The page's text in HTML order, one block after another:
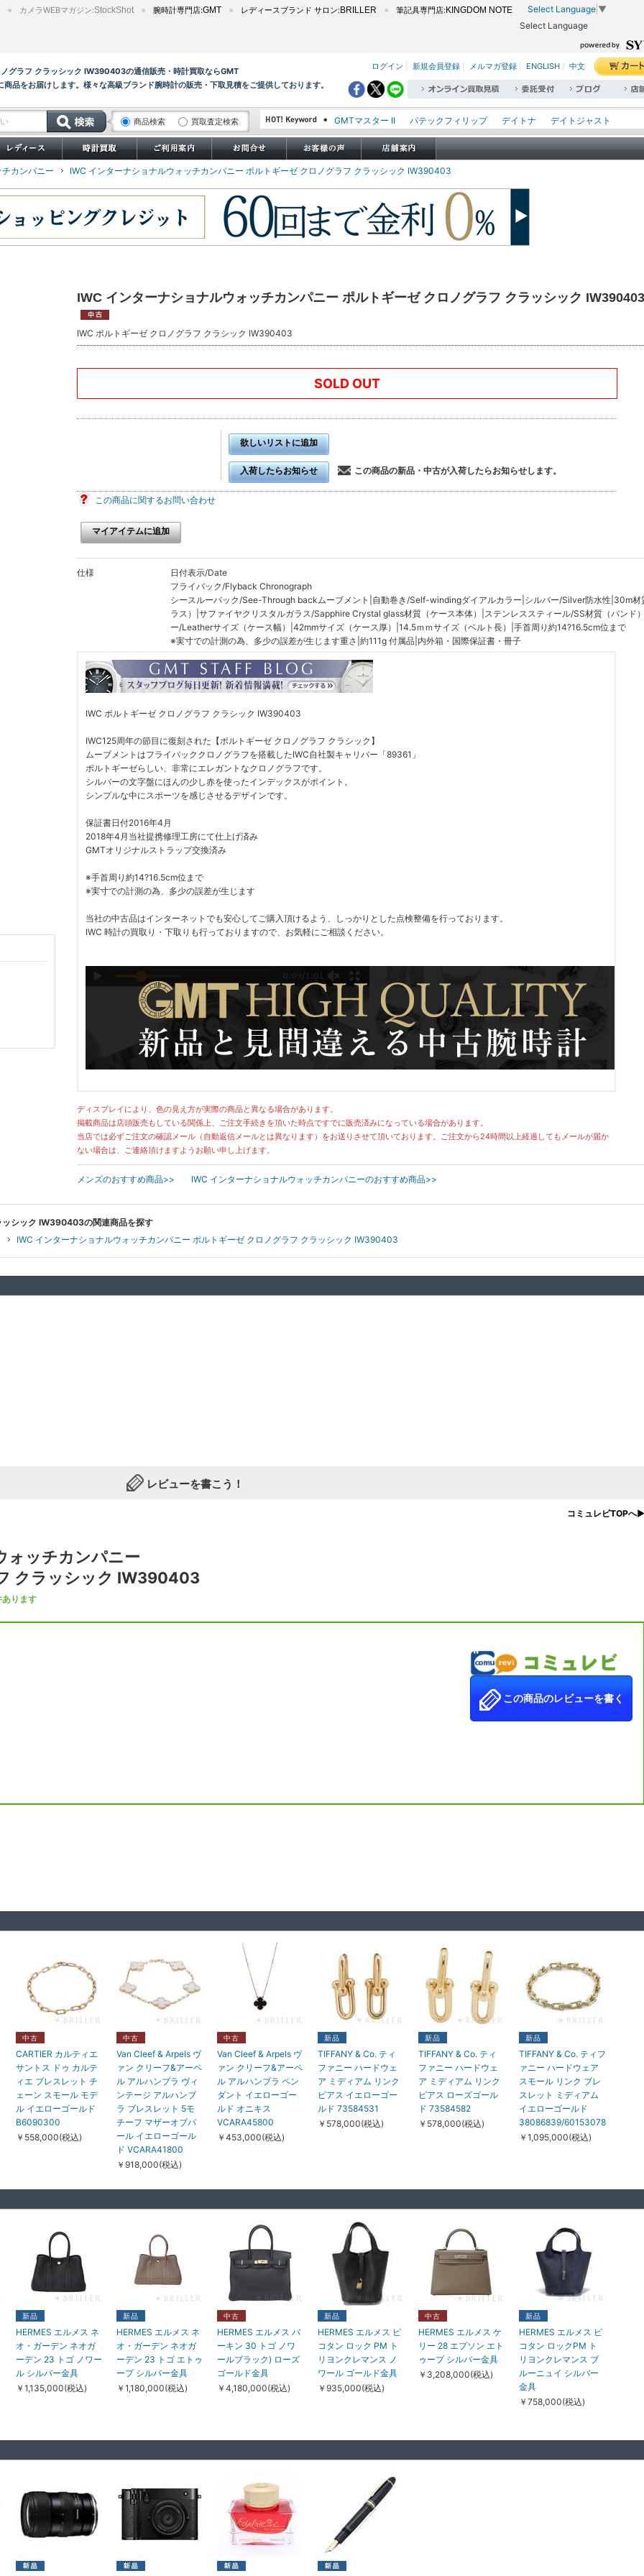
カメラWEBマガジン:StockShot 腕時計専門店:GMT レディースブランド サロン:BRILLER 筆記具専門店:KINGDOM NOTE Select Language ▼
Select Language
グラフ クラッシック IW390403の通信販売・時計買取ならGMT
品をお届けします。様々な高級ブランド腕時計の販売・下取見積をご提供しております。
ログイン 新規会員登録 メルマガ登録 ENGLISH / 中文
商品検索 買取査定検索 GMTマスター II パテックフィリップ デイトナ
デイトジャスト
エクスプローラー I
オイスターパーペチュアル
シードゥエラー
カンパニー
IWC インターナショナルウォッチカンパニー ポルトギーゼ クロノグラフ クラッシック IW390403
IWC インターナショナルウォッチカンパニー ポルトギーゼ クロノグラフ クラッシック IW390403
IWC ポルトギーゼ クロノグラフ クラシック IW390403
SOLD OUT
欲しいリストに追加
入荷したらお知らせ この商品の新品・中古が入荷したらお知らせします。
この商品に関するお問い合わせ
マイアイテムに追加
仕様
日付表示/Date
フライバック/Flyback Chronograph
シースルーバック/See-Through backムーブメント|自動巻き/Self-windingダイアルカラー|シルバー/Silver防水性|30m材
ラス）|サファイヤクリスタルガラス/Sapphire Crystal glass材質（ケース本体）|ステンレススティール/SS材質（バンド
ー/Leatherサイズ（ケース幅）|42mmサイズ（ケース厚）|14.5ｍｍサイズ（ベルト長）|手首周り約14?16.5cm位まで
※実寸での計測の為、多少の誤差が生じます重さ|約111g 付属品|内外箱・国際保証書・冊子
IWC ポルトギーゼ クロノグラフ クラシック IW390403
IWC125周年の節目に復刻された【ポルトギーゼ クロノグラフ クラシック】
ムーブメントはフライバッククロノグラフを搭載したIWC自社製キャリバー「89361」
ポルトギーゼらしい、非常にエレガントなクロノグラフです。
シルバーの文字盤にほんの少し赤を使ったインデックスがポイント。
シンプルな中にスポーツを感じさせるデザインです。
保証書日付2016年4月
2018年4月当社提携修理工房にて仕上げ済み
GMTオリジナルストラップ交換済み
※手首周り約14?16.5cm位まで
※実寸での計測の為、多少の誤差が生じます
当社の中古品はインターネットでも安心してご購入頂けるよう、しっかりとした点検整備を行っております。
IWC 時計の買取り・下取りも行っておりますので、お気軽にご相談ください。
ディスプレイにより、色の見え方が実際の商品と異なる場合があります。
掲載商品は店頭販売もしている関係上、ご注文手続きを頂いた時点ですでに販売済みになっている場合があります。
当店では必ずご注文の確認メール（自動返信メールとは異なります）をお送りさせて頂いております。ご注文から24時間以上経過してもメールが届か
ない場合は、ご連絡頂けますようお願い申し上げます。
メンズのおすすめ商品>> IWC インターナショナルウォッチカンパニーのおすすめ商品>>
ッシック IW390403の関連商品を探す
IWC インターナショナルウォッチカンパニー ポルトギーゼ クロノグラフ クラッシック IW390403
レビューを書こう！
コミュレビTOPへ▶
ォッチカンパニー
クラッシック IW390403
ります
この商品のレビューを書く
中古
CARTIER カルティエ
サントス ドゥ カルテ
ィエ ブレスレット チ
ェーン スモール モデ
ル イエローゴールド
B6090300
￥558,000(税込)
中古
Van Cleef & Arpels ヴ
ァン クリーフ&アーペ
ル アルハンブラ ヴィ
ンテージ アルハンブ
ラ ブレスレット 5モ
チーフ マザーオブパ
ール イエローゴール
ド VCARA41800
￥918,000(税込)
中古
Van Cleef & Arpels ヴ
ァン クリーフ&アーペ
ル アルハンブラ ペン
ダント イエローゴー
ルド オニキス
VCARA45800
￥453,000(税込)
新品
TIFFANY & Co. ティ
ファニー ハードウェ
ア ミディアム リンク
ピアス イエローゴー
ルド 73584531
￥578,000(税込)
新品
TIFFANY & Co. ティ
ファニー ハードウェ
ア ミディアム リンク
ピアス ローズゴール
ド 73584582
￥578,000(税込)
新品
TIFFANY & Co. ティフ
ァニー ハードウェア
スモール リンク ブレ
スレット ミディアム
イエローゴールド
38086839/60153078
￥1,095,000(税込)
新品
TIFFANY & Co. ティ
ファニー ハードウェ
ア マイクロリンク ネ
ックレス イエローゴ
ールド 73584493
￥1,588,000(税込)
中古
HERMES エルメス そ
の他 エシャペ リング
PM ダイヤモンド ピ
ンクゴールド 12号
H219691B 00046
￥318,000(税込)
BOUCHERON ブシ
ュロン セルパンボエ
ム スタッズ ピアス ス
モール ターコイズ イ
エローゴールド
JC001330
￥558,000(税込)
中古
BOUCHERON ブシ
ュロン キャトル ラデ
ィアント シングル ク
リップ ピアス ホワイ
トゴールド ダイヤモ
ンド JCO01375
￥325,000(税込)
中古
CARTIER カルティエ
サントス ドゥ カルテ
ィエ ブレスレット チ
ェーン スモール モデ
ル イエローゴールド
B6090300
￥558,000(税込)
Van Cleef & Arpels ヴ
ァン クリーフ&アーペ
ル アルハンブラ ヴィ
ンテージ アルハンブ
ラ ブレスレット 5モ
チーフ マラカイト イ
エローゴールド
VCARL80900
￥875,000(税込)
新品
HERMES エルメス ネ
オ・ガーデン ネオガ
ーデン 23 トゴ ノワー
ル シルバー金具
￥1,135,000(税込)
新品
HERMES エルメス ネ
オ・ガーデン ネオガ
ーデン 23 トゴ エトゥ
ープ シルバー金具
￥1,180,000(税込)
中古
HERMES エルメス バ
ーキン 30 トゴ ノワ
ールブラック) ローズ
ゴールド金具
￥4,180,000(税込)
新品
HERMES エルメス ピ
コタン ロック PM ト
リヨンクレマンス ノ
ワール ゴールド金具
￥935,000(税込)
中古
HERMES エルメス ケ
リー 28 エプソン エト
ゥープ シルバー金具
￥3,208,000(税込)
新品
HERMES エルメス ピ
コタン ロックPM ト
リヨンクレマンス ブ
ルーニュイ シルバー
金具
￥758,000(税込)
新品
の他 ガーデン パーテ
ィ TPM ネゴンダ ベブ
新品
ンディ ミニ ヴェルソ
トリヨンクレマンス
新品
LOUIS VUITTON ル
イ・ヴィトン その他
ナノ・スピーディ
HERMES エルメス イ
ンザループ PM 18 ト
リヨンクレマンス ノ